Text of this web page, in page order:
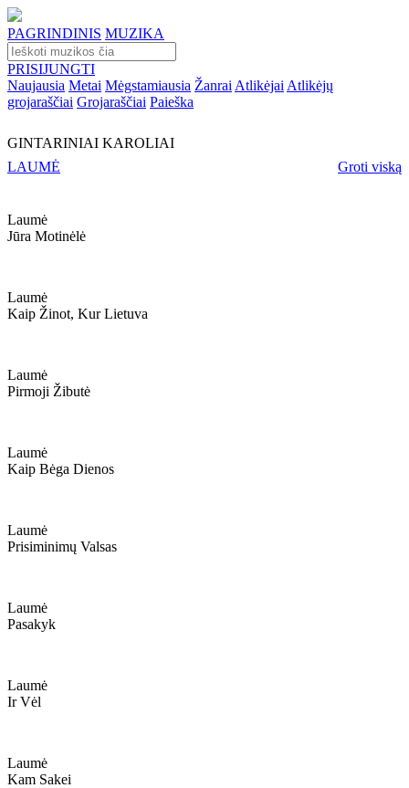
PAGRINDINIS MUZIKA
PRISIJUNGTI
Naujausia Metai Mėgstamiausia Žanrai Atlikėjai Atlikėjų
grojaraščiai Grojaraščiai Paieška
GINTARINIAI KAROLIAI
LAUMĖ
Groti viską
Laumė
Jūra Motinėlė
Laumė
Kaip Žinot, Kur Lietuva
Laumė
Pirmoji Žibutė
Laumė
Kaip Bėga Dienos
Laumė
Prisiminimų Valsas
Laumė
Pasakyk
Laumė
Ir Vėl
Laumė
Kam Sakei